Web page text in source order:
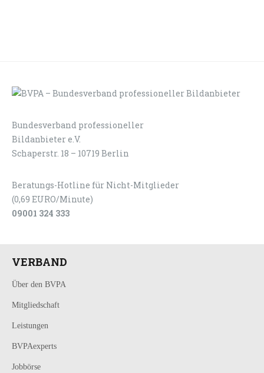
Bundesverband professioneller
Bildanbieter e.V.
Schaperstr. 18 – 10719 Berlin
Beratungs-Hotline für Nicht-Mitglieder
(0,69 EURO/Minute)
09001 324 333
VERBAND
Über den BVPA
Mitgliedschaft
Leistungen
BVPAexperts
Jobbörse